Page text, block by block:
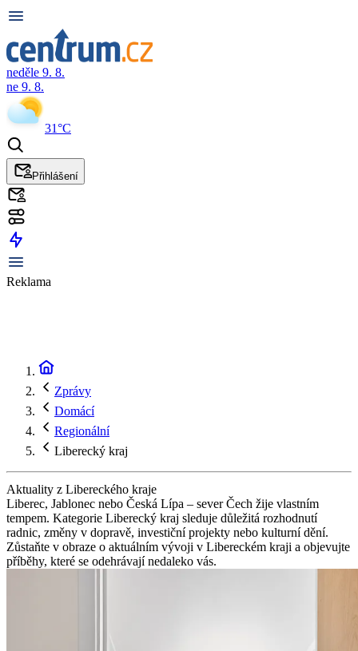
neděle 9. 8.
ne 9. 8.
31°C
Přihlášení
Reklama
Zprávy
Domácí
Regionální
Liberecký kraj
Aktuality z Libereckého kraje
Liberec, Jablonec nebo Česká Lípa – sever Čech žije vlastním
tempem. Kategorie Liberecký kraj sleduje důležitá rozhodnutí
radnic, změny v dopravě, investiční projekty nebo kulturní dění.
Zůstaňte v obraze o aktuálním vývoji v Libereckém kraji a objevujte
příběhy, které se odehrávají nedaleko vás.